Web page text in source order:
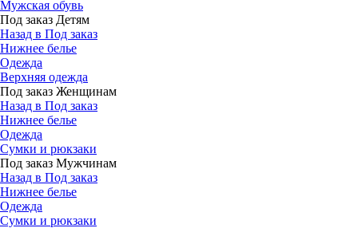
Мужская обувь
Под заказ Детям
Назад в Под заказ
Нижнее белье
Одежда
Верхняя одежда
Под заказ Женщинам
Назад в Под заказ
Нижнее белье
Одежда
Сумки и рюкзаки
Под заказ Мужчинам
Назад в Под заказ
Нижнее белье
Одежда
Сумки и рюкзаки